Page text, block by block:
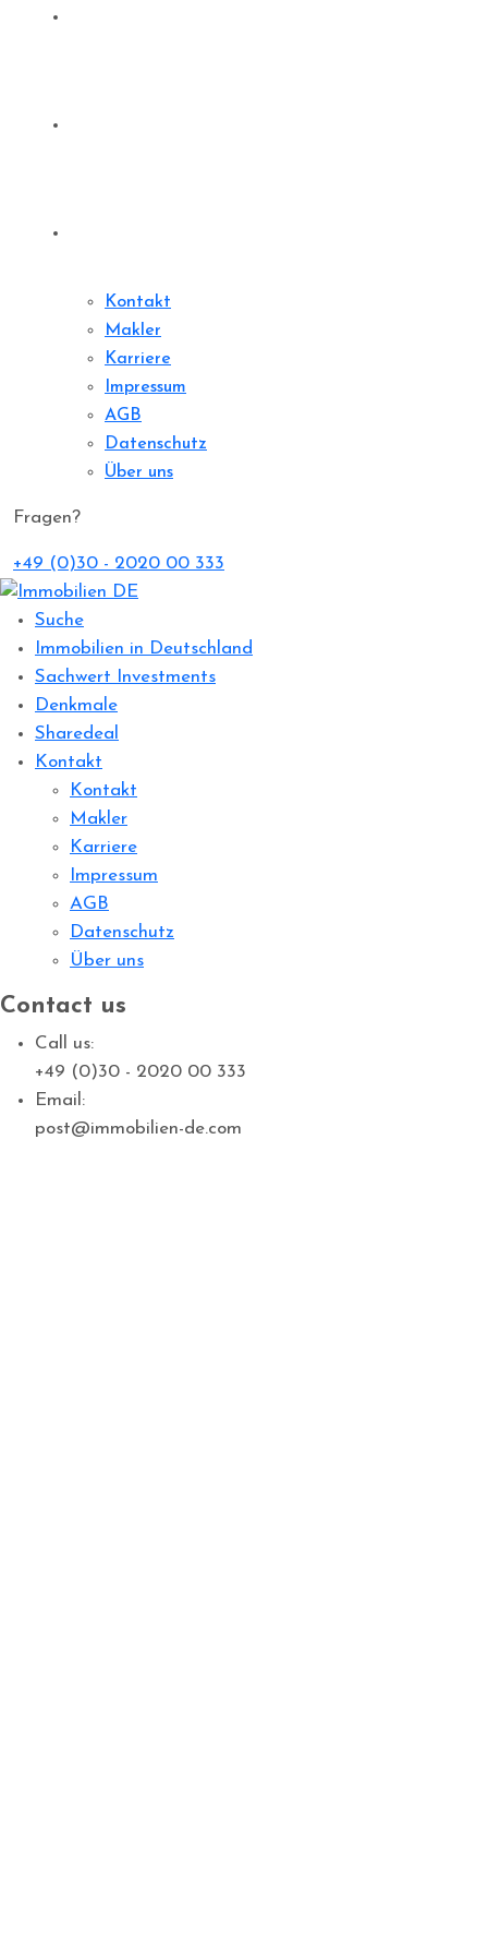
Kontakt
Makler
Karriere
Impressum
AGB
Datenschutz
Über uns
Fragen?
+49 (0)30 - 2020 00 333
Suche
Immobilien in Deutschland
Sachwert Investments
Denkmale
Sharedeal
Kontakt
Kontakt
Makler
Karriere
Impressum
AGB
Datenschutz
Über uns
Contact us
Call us:
+49 (0)30 - 2020 00 333
Email:
post@immobilien-de.com